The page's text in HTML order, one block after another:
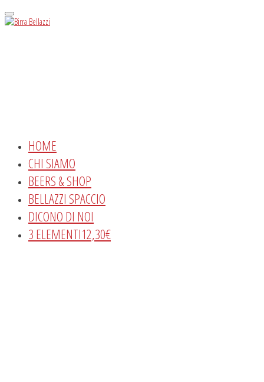
Menu
HOME
CHI SIAMO
BEERS & SHOP
BELLAZZI SPACCIO
DICONO DI NOI
3 ELEMENTI12,30€